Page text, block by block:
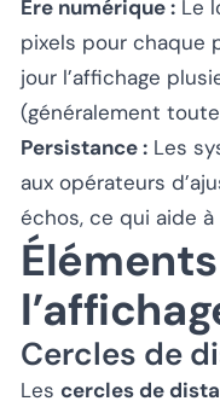
Ère numérique : Le
pixels pour chaque
jour l’affichage
(généralement
Persistance : Les
aux opérateurs
échos, ce qui aide
Cercles de
Les cercles de